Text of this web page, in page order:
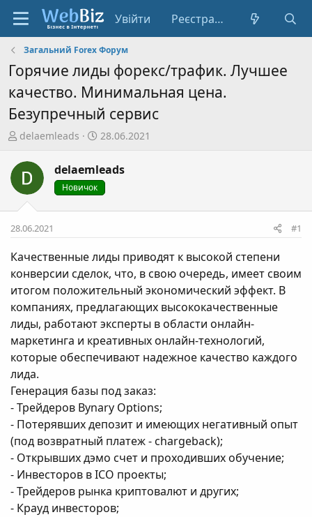
Увійти Реєстрація
Загальний Forex Форум
Горячие лиды форекс/трафик. Лучшее
качество. Минимальная цена.
Безупречный сервис
А
т
р
т
е
и
delaemleads
Д
т
а
с
т
р
н
н
я
28.06.2021
delaemleads
Новичок
28.06.2021 #1
Качественные лиды приводят к высокой степени
конверсии сделок, что, в свою очередь, имеет своим
итогом положительный экономический эффект. В
компаниях, предлагающих высококачественные
лиды, работают эксперты в области онлайн-
маркетинга и креативных онлайн-технологий,
которые обеспечивают надежное качество каждого
лида.
Генерация базы под заказ:
- Трейдеров Bynary Options;
- Потерявших депозит и имеющих негативный опыт
(под возвратный платеж - chargeback);
- Открывших дэмо счет и проходивших обучение;
- Инвесторов в ICO проекты;
- Трейдеров рынка криптовалют и других;
- Крауд инвесторов;